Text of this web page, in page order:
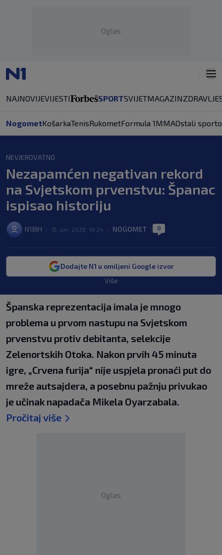
Oglas
NAJNOVIJEVIJESTI SPORTSVIJETMAGAZINZDRAVLJE
NogometKošarkaTenisRukometFormula 1MMAOstali
NEVJEROVATNO
Nezapamćen negativan rekord
na Svjetskom prvenstvu: Španac
ispisao historiju
N1BIH 15. jun. 2026. 19:24 NOGOMET 0
Dodajte N1 u omiljeni Google izvor
Više
Španska reprezentacija imala je mnogo
problema u prvom nastupu na Svjetskom
prvenstvu protiv debitanta, selekcije
Zelenortskih Otoka. Nakon prvih 45 minuta
igre, „Crvena furija“ nije uspjela pronaći put do
mreže autsajdera, a posebnu pažnju privukao
je učinak napadača Mikela Oyarzabala.
Pročitaj više
Oglas